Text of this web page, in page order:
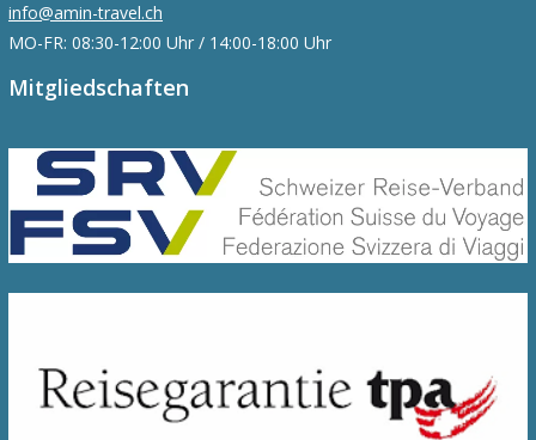
info@amin-travel.ch
MO-FR: 08:30-12:00 Uhr / 14:00-18:00 Uhr
Mitgliedschaften